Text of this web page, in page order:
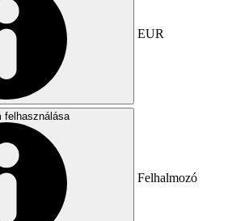
EUR
felhasználása
Felhalmozó